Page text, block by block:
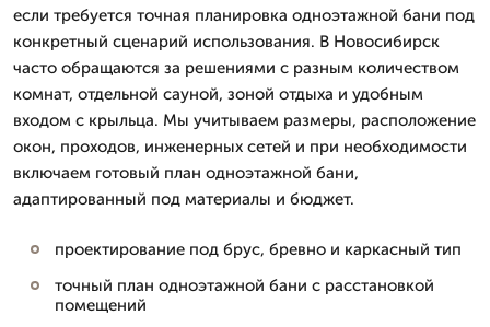
если требуется точная планировка одноэтажной бани под
конкретный сценарий использования. В Новосибирск
часто обращаются за решениями с разным количеством
комнат, отдельной сауной, зоной отдыха и удобным
входом с крыльца. Мы учитываем размеры, расположение
окон, проходов, инженерных сетей и при необходимости
включаем готовый план одноэтажной бани,
адаптированный под материалы и бюджет.
проектирование под брус, бревно и каркасный тип
точный план одноэтажной бани с расстановкой
помещений